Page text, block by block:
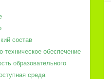
состав
техническое обеспечение
образовательного
среда